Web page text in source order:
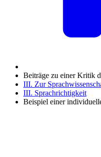
Beiträge zu einer Kritik
III. Zur
III. Sprachrichtigkeit
Beispiel einer